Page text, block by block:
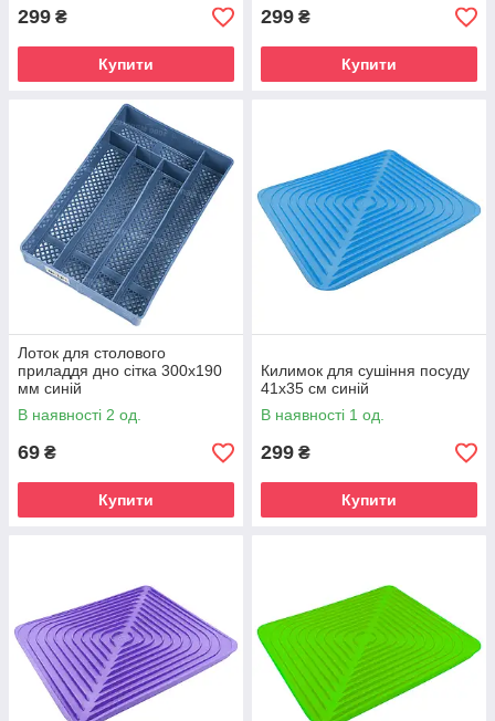
299 ₴
Купити
299 ₴
Купити
Лоток для столового
приладдя дно сітка 300х190
мм синій
В наявності 2 од.
69 ₴
Купити
Килимок для сушіння посуду
41х35 см синій
В наявності 1 од.
299 ₴
Купити